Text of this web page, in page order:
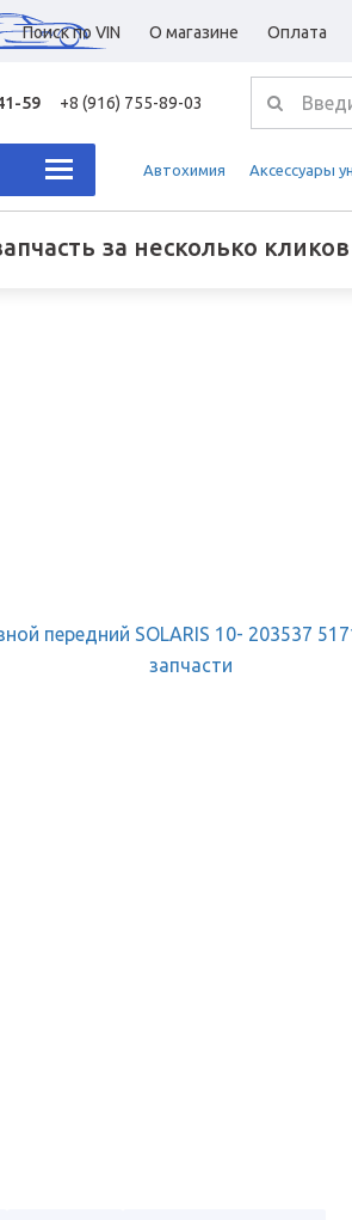
Поиск по VIN О магазине Оплата
59 +8 (916) 755-89-03
Автохимия Аксессуары
за несколько кликов